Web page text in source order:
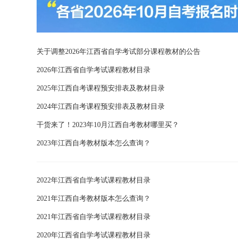
关于调整2026年江西省自学考试部分课程教材的公告
2026年江西省自学考试课程教材目录
2025年江西自考课程预安排表及教材目录
2024年江西自考课程预安排表及教材目录
干货来了！2023年10月江西自考教材哪里买？
2023年江西自考教材版本怎么查询？
2022年江西省自学考试课程教材目录
2021年江西自考教材版本怎么查询？
2021年江西省自学考试课程教材目录
2020年江西省自学考试课程教材目录